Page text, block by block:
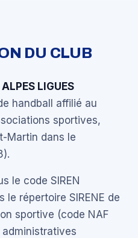
DU CLUB
LIGUES
handball affilié au
sportives,
Martin dans le
le code SIREN
le répertoire SIRENE de
sportive (code NAF
administratives